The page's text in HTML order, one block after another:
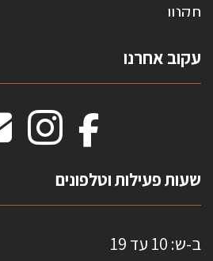
תקנון
טפטים משולשים
וילונות חסיני אש
מדבקות אנטי סאן
עקוב אחרנו
שעות פעילות וטלפונים
ב-ש: 10 עד 19